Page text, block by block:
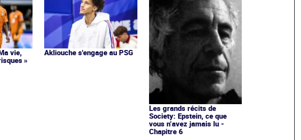
vie,
»
Akliouche s'engage au PSG
Les grands récits de
Society: Epstein, ce que
vous n’avez jamais lu -
Chapitre 6